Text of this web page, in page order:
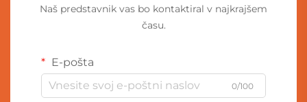
Naš predstavnik vas bo kontaktiral v najkrajšem
času.
E-pošta
0/100